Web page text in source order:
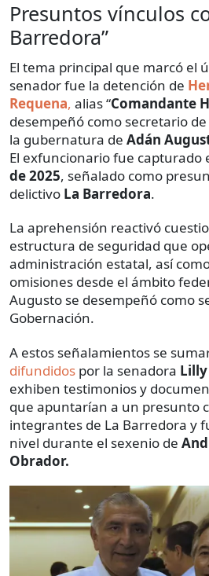
Presuntos vínculos
Barredora”
El tema principal que marcó el
senador fue la detención de
Requena, alias “Comandante
desempeñó como secretario de
la gubernatura de Adán
El exfuncionario fue capturado
de 2025, señalado como
delictivo La Barredora.
La aprehensión reactivó
estructura de seguridad que
administración estatal, así
omisiones desde el ámbito
Augusto se desempeñó como
Gobernación.
A estos señalamientos se
difundidos por la senadora Lilly
exhiben testimonios y
que apuntarían a un presunto
integrantes de La Barredora y
nivel durante el sexenio de
Obrador.